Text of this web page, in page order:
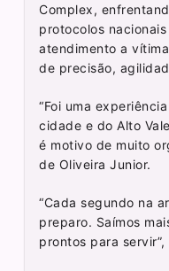
Complex,
protocolos
atendimento a
de precisão,
“Foi uma
cidade e do Alto
é motivo de muito
de Oliveira Junior.
“Cada segundo na
preparo. Saímos
prontos para